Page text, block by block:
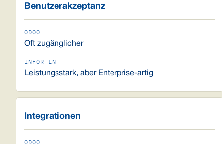
Benutzerakzeptanz
Oft zugänglicher
Leistungsstark, aber Enterprise-artig
Integrationen